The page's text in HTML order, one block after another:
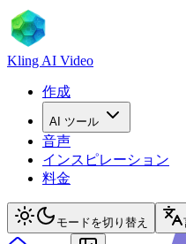
Kling AI Video
作成
AI ツール
音声
インスピレーション
料金
モードを切り替え